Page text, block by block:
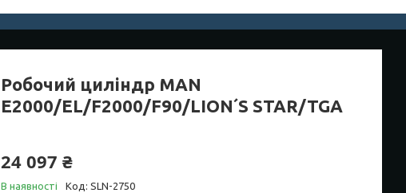
Робочий циліндр MAN
E2000/EL/F2000/F90/LION´S STAR/TGA
24 097 ₴
В наявності Код: SLN-2750